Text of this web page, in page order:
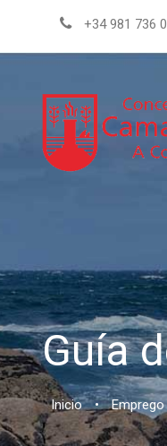
+34 981 736
Guía
Inicio •